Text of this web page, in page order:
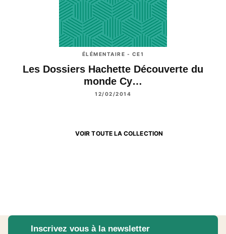
ÉLÉMENTAIRE - CE1
Les Dossiers Hachette Découverte du
monde Cy…
12/02/2014
VOIR TOUTE LA COLLECTION
Inscrivez vous à la newsletter